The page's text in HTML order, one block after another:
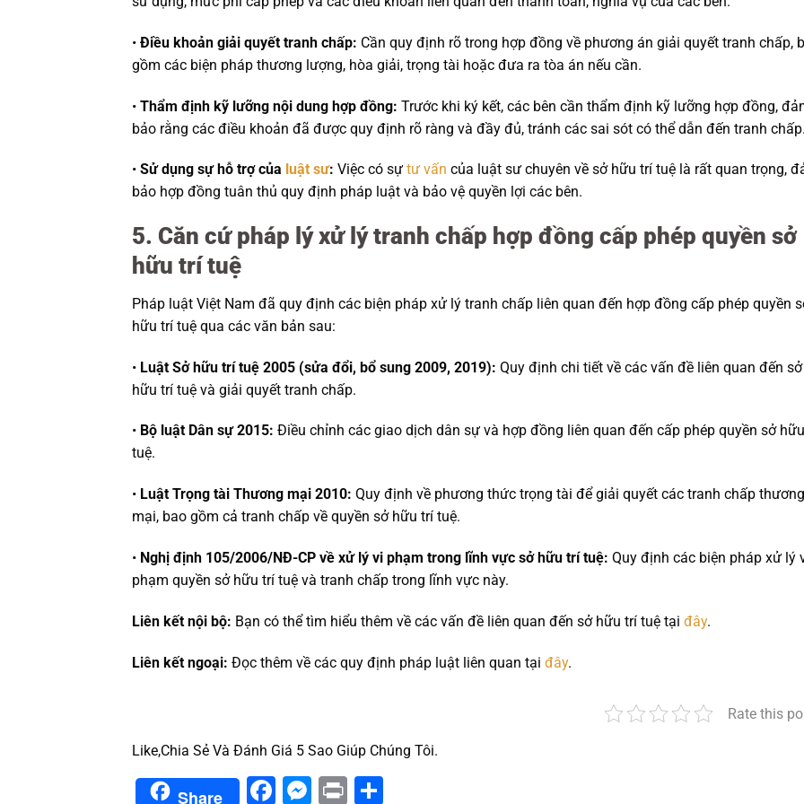
• Điều khoản giải quyết tranh chấp: Cần quy định rõ trong hợp đồng về phương án giải quyết tranh chấp,
gồm các biện pháp thương lượng, hòa giải, trọng tài hoặc đưa ra tòa án nếu cần.
• Thẩm định kỹ lưỡng nội dung hợp đồng: Trước khi ký kết, các bên cần thẩm định kỹ lưỡng hợp đồng,
bảo rằng các điều khoản đã được quy định rõ ràng và đầy đủ, tránh các sai sót có thể dẫn đến tranh chấp.
• Sử dụng sự hỗ trợ của luật sư: Việc có sự tư vấn của luật sư chuyên về sở hữu trí tuệ là rất quan trọng,
bảo hợp đồng tuân thủ quy định pháp luật và bảo vệ quyền lợi các bên.
5. Căn cứ pháp lý xử lý tranh chấp hợp đồng cấp phép quyền sở
hữu trí tuệ
Pháp luật Việt Nam đã quy định các biện pháp xử lý tranh chấp liên quan đến hợp đồng cấp phép quyền
hữu trí tuệ qua các văn bản sau:
• Luật Sở hữu trí tuệ 2005 (sửa đổi, bổ sung 2009, 2019): Quy định chi tiết về các vấn đề liên quan đến sở
hữu trí tuệ và giải quyết tranh chấp.
• Bộ luật Dân sự 2015: Điều chỉnh các giao dịch dân sự và hợp đồng liên quan đến cấp phép quyền sở
tuệ.
• Luật Trọng tài Thương mại 2010: Quy định về phương thức trọng tài để giải quyết các tranh chấp thương
mại, bao gồm cả tranh chấp về quyền sở hữu trí tuệ.
• Nghị định 105/2006/NĐ-CP về xử lý vi phạm trong lĩnh vực sở hữu trí tuệ: Quy định các biện pháp xử lý
phạm quyền sở hữu trí tuệ và tranh chấp trong lĩnh vực này.
Liên kết nội bộ: Bạn có thể tìm hiểu thêm về các vấn đề liên quan đến sở hữu trí tuệ tại đây.
Liên kết ngoại: Đọc thêm về các quy định pháp luật liên quan tại đây.
Rate this
Like,Chia Sẻ Và Đánh Giá 5 Sao Giúp Chúng Tôi.
Share Facebook
Messenger
Print